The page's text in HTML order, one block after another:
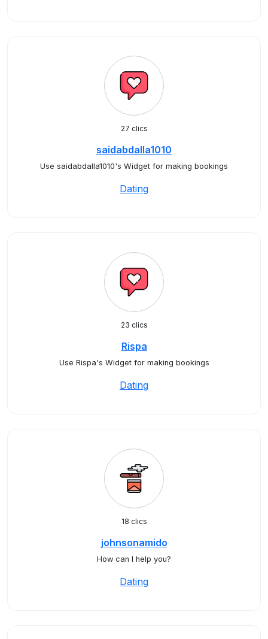
27 clics
saidabdalla1010
Use saidabdalla1010's Widget for making bookings
Dating
23 clics
Rispa
Use Rispa's Widget for making bookings
Dating
18 clics
johnsonamido
How can I help you?
Dating